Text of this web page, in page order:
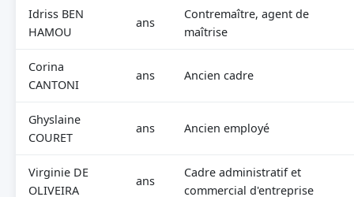
Idriss BEN
HAMOU
ans
Contremaître, agent de
maîtrise
Corina
CANTONI
ans Ancien cadre
Ghyslaine
COURET
ans Ancien employé
Virginie DE
OLIVEIRA
ans
Cadre administratif et
commercial d'entreprise